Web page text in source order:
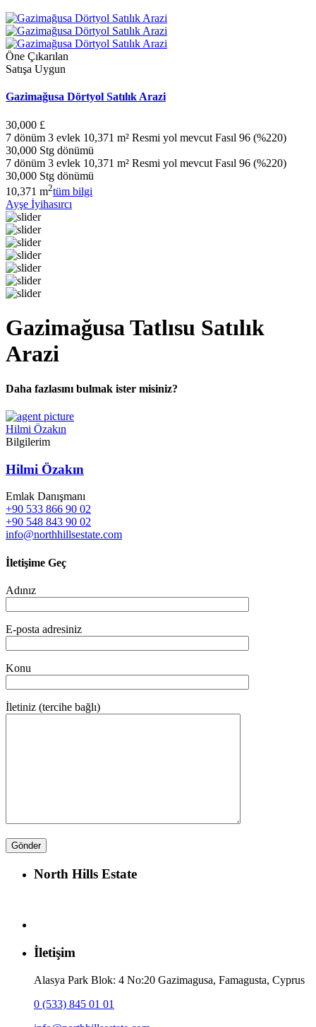
Öne Çıkarılan
Satışa Uygun
Gazimağusa Dörtyol Satılık Arazi
30,000 £
7 dönüm 3 evlek 10,371 m² Resmi yol mevcut Fasıl 96 (%220)
30,000 Stg dönümü
7 dönüm 3 evlek 10,371 m² Resmi yol mevcut Fasıl 96 (%220)
30,000 Stg dönümü
10,371 m2tüm bilgi
Ayşe İyihasırcı
Gazimağusa Tatlısu Satılık
Arazi
Daha fazlasını bulmak ister misiniz?
Hilmi Özakın
Bilgilerim
Hilmi Özakın
Emlak Danışmanı
+90 533 866 90 02
+90 548 843 90 02
info@northhillsestate.com
İletişime Geç
Adınız
E-posta adresiniz
Konu
İletiniz (tercihe bağlı)
North Hills Estate
İletişim
Alasya Park Blok: 4 No:20 Gazimagusa, Famagusta, Cyprus
0 (533) 845 01 01